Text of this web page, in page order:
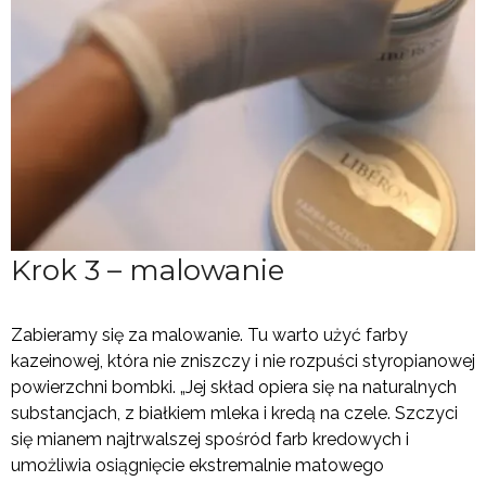
Krok 3 – malowanie
Zabieramy się za malowanie. Tu warto użyć farby
kazeinowej, która nie zniszczy i nie rozpuści styropianowej
powierzchni bombki. „Jej skład opiera się na naturalnych
substancjach, z białkiem mleka i kredą na czele. Szczyci
się mianem najtrwalszej spośród farb kredowych i
umożliwia osiągnięcie ekstremalnie matowego